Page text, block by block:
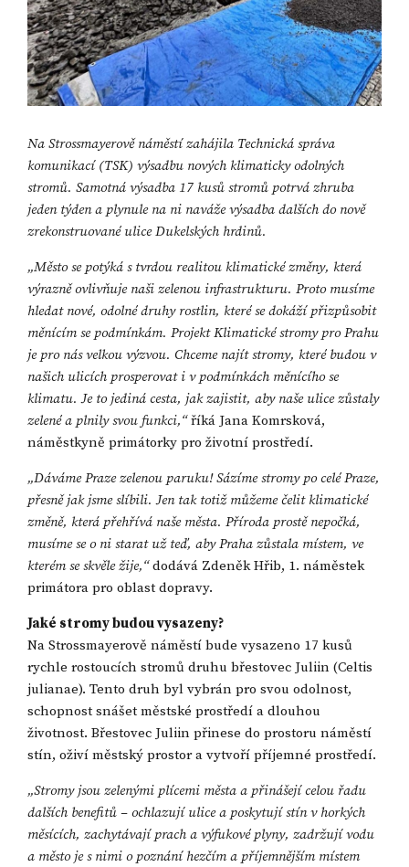
Na Strossmayerově náměstí zahájila Technická správa
komunikací (TSK) výsadbu nových klimaticky odolných
stromů. Samotná výsadba 17 kusů stromů potrvá zhruba
jeden týden a plynule na ni naváže výsadba dalších do nově
zrekonstruované ulice Dukelských hrdinů.
„Město se potýká s tvrdou realitou klimatické změny, která
výrazně ovlivňuje naši zelenou infrastrukturu. Proto musíme
hledat nové, odolné druhy rostlin, které se dokáží přizpůsobit
měnícím se podmínkám. Projekt Klimatické stromy pro Prahu
je pro nás velkou výzvou. Chceme najít stromy, které budou v
našich ulicích prosperovat i v podmínkách měnícího se
klimatu. Je to jediná cesta, jak zajistit, aby naše ulice zůstaly
zelené a plnily svou funkci,“říká Jana Komrsková,
náměstkyně primátorky pro životní prostředí.
„Dáváme Praze zelenou paruku! Sázíme stromy po celé Praze,
přesně jak jsme slíbili. Jen tak totiž můžeme čelit klimatické
změně, která přehřívá naše města. Příroda prostě nepočká,
musíme se o ni starat už teď, aby Praha zůstala místem, ve
kterém se skvěle žije,“dodává Zdeněk Hřib, 1. náměstek
primátora pro oblast dopravy.
Jaké stromy budou vysazeny?
Na Strossmayerově náměstí bude vysazeno 17 kusů
rychle rostoucích stromů druhu břestovec Juliin (Celtis
julianae). Tento druh byl vybrán pro svou odolnost,
schopnost snášet městské prostředí a dlouhou
životnost. Břestovec Juliin přinese do prostoru náměstí
stín, oživí městský prostor a vytvoří příjemné prostředí.
„Stromy jsou zelenými plícemi města a přinášejí celou řadu
dalších benefitů – ochlazují ulice a poskytují stín v horkých
měsících, zachytávají prach a výfukové plyny, zadržují vodu
a město je s nimi o poznání hezčím a příjemnějším místem